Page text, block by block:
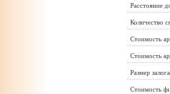
Расстояние
Количество
Стоимость
Стоимость
Размер
Стоимость